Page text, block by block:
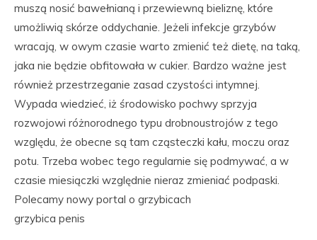
muszą nosić bawełnianą i przewiewną bieliznę, które
umożliwią skórze oddychanie. Jeżeli infekcje grzybów
wracają, w owym czasie warto zmienić też dietę, na taką,
jaka nie będzie obfitowała w cukier. Bardzo ważne jest
również przestrzeganie zasad czystości intymnej.
Wypada wiedzieć, iż środowisko pochwy sprzyja
rozwojowi różnorodnego typu drobnoustrojów z tego
względu, że obecne są tam cząsteczki kału, moczu oraz
potu. Trzeba wobec tego regularnie się podmywać, a w
czasie miesiączki względnie nieraz zmieniać podpaski.
Polecamy nowy portal o grzybicach
grzybica penis